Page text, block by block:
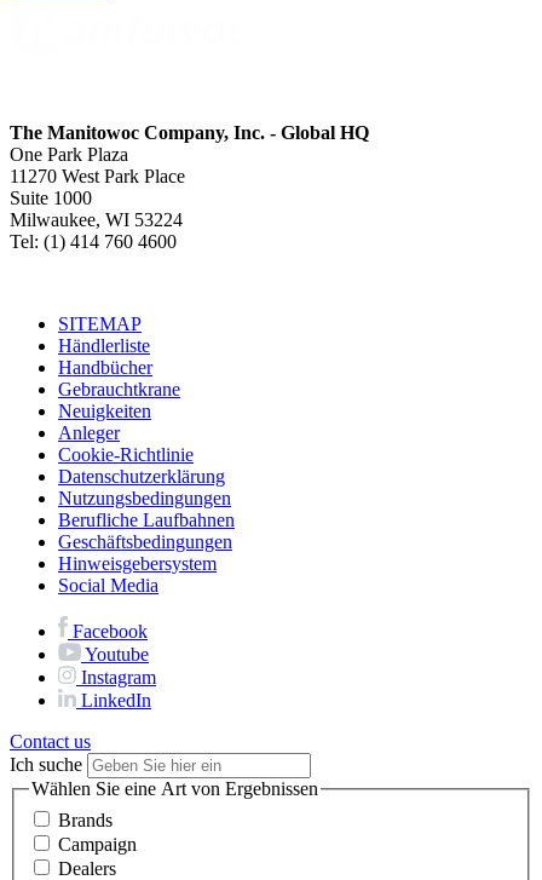
The Manitowoc Company, Inc. - Global HQ
One Park Plaza
11270 West Park Place
Suite 1000
Milwaukee, WI 53224
Tel: (1) 414 760 4600
SITEMAP
Händlerliste
Handbücher
Gebrauchtkrane
Neuigkeiten
Anleger
Cookie-Richtlinie
Datenschutzerklärung
Nutzungsbedingungen
Berufliche Laufbahnen
Geschäftsbedingungen
Hinweisgebersystem
Social Media
Facebook
Youtube
Instagram
LinkedIn
Contact us
Ich suche
Wählen Sie eine Art von Ergebnissen
Brands
Campaign
Dealers